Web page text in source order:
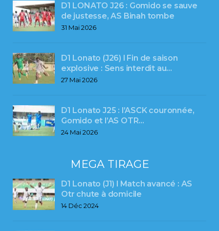
D1 LONATO J26 : Gomido se sauve
de justesse, AS Binah tombe
31 Mai 2026
D1 Lonato (J26) l Fin de saison
explosive : Sens interdit au…
27 Mai 2026
D1 Lonato J25 : l’ASCK couronnée,
Gomido et l’AS OTR…
24 Mai 2026
MEGA TIRAGE
D1 Lonato (J1) l Match avancé : AS
Otr chute à domicile
14 Déc 2024